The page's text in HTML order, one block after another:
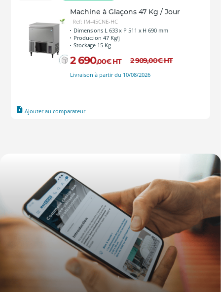
Machine à Glaçons 47 Kg / Jour
Ref: IM-45CNE-HC
Dimensions L 633 x P 511 x H 690 mm
Production 47 Kg/j
Stockage 15 Kg
2 690,00€ HT 2 909,00€HT
Livraison à partir du 10/08/2026
Ajouter au comparateur